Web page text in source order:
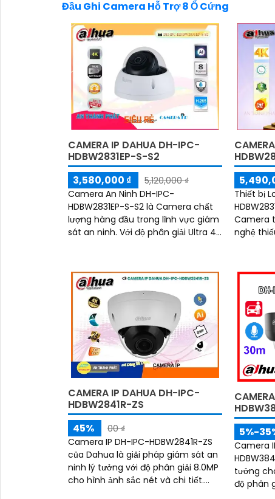
Đầu Ghi Camera Hỗ Trợ 8 Ổ Cứng
CAMERA IP DAHUA DH-IPC-
HDBW2831EP-S-S2
3,580,000 ₫
5,120,000 ₫
Camera An Ninh DH-IPC-
HDBW2831EP-S-S2 là Camera chất
lượng hàng đầu trong lĩnh vực giám
sát an ninh. Với độ phân giải Ultra 4k
Thiết bị
Camera
nghệ
POE, nó
CAMERA IP DAHUA DH-IPC-
HDBW2841R-ZS
45%
00 ₫
Camera IP DH-IPC-HDBW2841R-ZS
của Dahua là giải pháp giám sát an
ninh lý tưởng với độ phân giải 8.0MP
cho hình ảnh sắc nét và chi tiết.
5%-
Camera
tưởng
độ phân